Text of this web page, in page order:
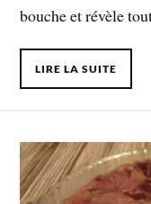
bouche et révèle
LIRE LA SUITE